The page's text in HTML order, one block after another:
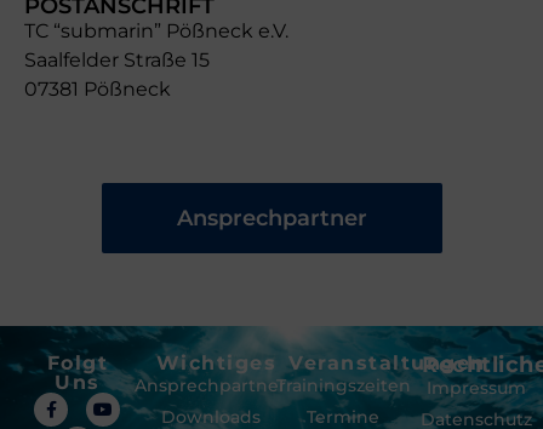
POSTANSCHRIFT
TC “submarin” Pößneck e.V.
Saalfelder Straße 15
07381 Pößneck
Ansprechpartner
Folgt
Uns
Wichtiges
Ansprechpartner
Downloads
Veranstaltungen
Trainingszeiten
Termine
Impressum
Datenschutz